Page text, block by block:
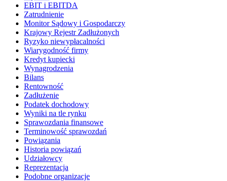
EBIT i EBITDA
Zatrudnienie
Monitor Sądowy i Gospodarczy
Krajowy Rejestr Zadłużonych
Ryzyko niewypłacalności
Wiarygodność firmy
Kredyt kupiecki
Wynagrodzenia
Bilans
Rentowność
Zadłużenie
Podatek dochodowy
Wyniki na tle rynku
Sprawozdania finansowe
Terminowość sprawozdań
Powiązania
Historia powiązań
Udziałowcy
Reprezentacja
Podobne organizacje